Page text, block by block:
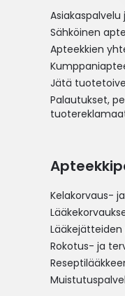
Sähköinen
Apteekkien
Jätä tuotetoive
Palautukset,
Kelakorvaus-
Rokotus- ja